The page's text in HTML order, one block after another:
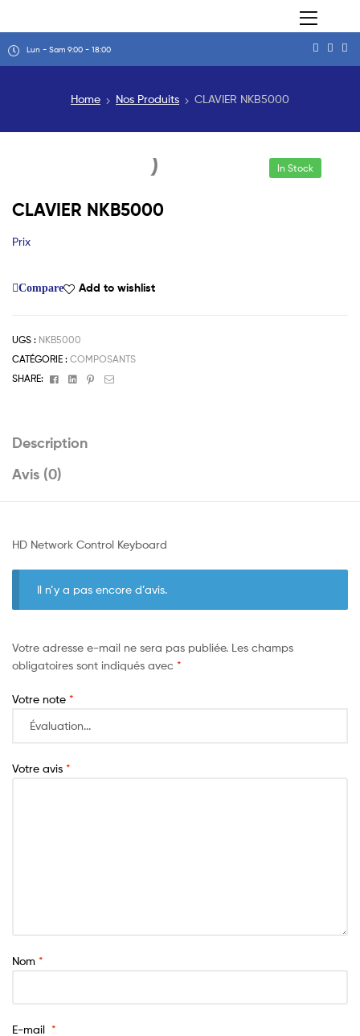
Lun - Sam 9:00 - 18:00
Home Nos Produits CLAVIER NKB5000
In Stock
CLAVIER NKB5000
Prix
Compare Add to wishlist
UGS : NKB5000
CATÉGORIE : COMPOSANTS
SHARE:
FacebookLinkedinPinterest
Email
Description
Avis (0)
HD Network Control Keyboard
Il n’y a pas encore d’avis.
Votre adresse e-mail ne sera pas publiée. Les champs
obligatoires sont indiqués avec *
Votre note *
Votre avis *
Nom *
E-mail *